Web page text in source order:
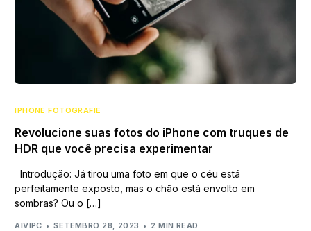
IPHONE FOTOGRAFIE
Revolucione suas fotos do iPhone com truques de
HDR que você precisa experimentar
Introdução: Já tirou uma foto em que o céu está
perfeitamente exposto, mas o chão está envolto em
sombras? Ou o […]
AIVIPC SETEMBRO 28, 2023 2 MIN READ